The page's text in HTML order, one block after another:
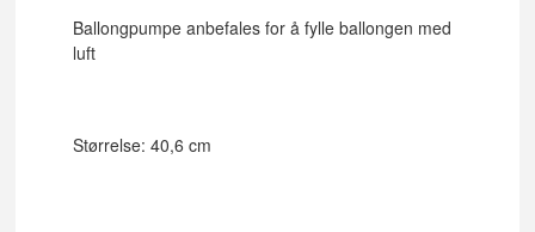
Ballongpumpe anbefales for å fylle ballongen med
luft
Størrelse: 40,6 cm